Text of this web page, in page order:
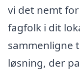
vi det nemt
fagfolk i dit
sammenligne
løsning, der